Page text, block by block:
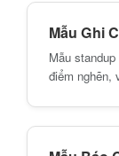
Mẫu Ghi
Mẫu
điểm nghẽn,